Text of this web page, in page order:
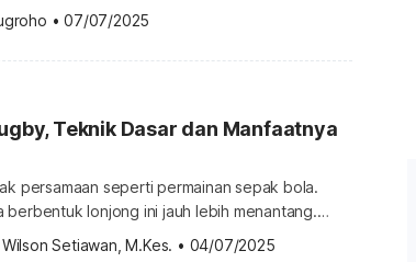
untuk meningkatkan performa lari. Simak lebih
pace lari dalam artikel ini. Apa itu pace
lari adalah istilah yang digunakan untuk
• 07/07/2025
Teknik Dasar dan Manfaatnya
persamaan seperti permainan sepak bola.
berbentuk lonjong ini jauh lebih menantang.
teknik dasar dan cara bermain
Setiawan, M.Kes. • 04/07/2025